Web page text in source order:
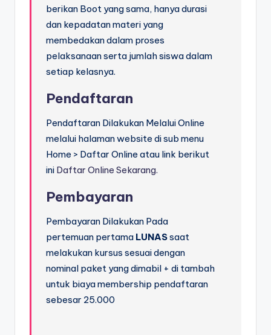
berikan Boot yang sama, hanya durasi
dan kepadatan materi yang
membedakan dalam proses
pelaksanaan serta jumlah siswa dalam
setiap kelasnya.
Pendaftaran
Pendaftaran Dilakukan Melalui Online
melalui halaman website di sub menu
Home > Daftar Online atau link berikut
ini Daftar Online Sekarang.
Pembayaran
Pembayaran Dilakukan Pada
pertemuan pertama LUNASsaat
melakukan kursus sesuai dengan
nominal paket yang dimabil + di tambah
untuk biaya membership pendaftaran
sebesar 25.000